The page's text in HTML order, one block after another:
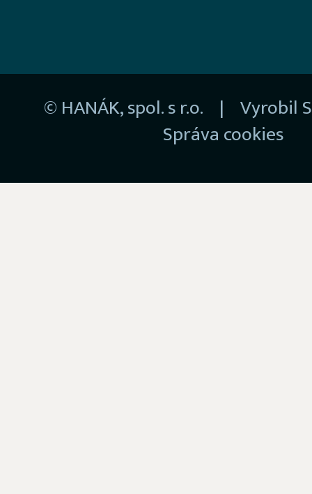
© HANÁK, spol. s r.o. | Vyrobil
Správa cookies